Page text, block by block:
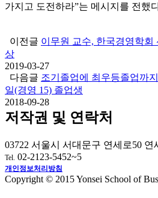
가지고 도전하라”는 메시지를 전했
이전글 이무원 교수, 한국경영학회
상
2019-03-27
다음글 조기졸업에 최우등졸업까
일(경영 15) 졸업생
2018-09-28
저작권 및 연락처
03722 서울시 서대문구 연세로50
Tel. 02-2123-5452~5
개인정보처리방침
Copyright © 2015 Yonsei School of